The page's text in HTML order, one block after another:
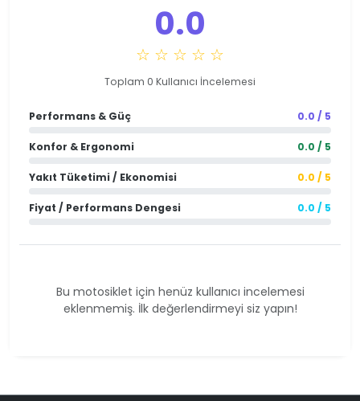
0.0
☆ ☆ ☆ ☆ ☆
Toplam 0 Kullanıcı İncelemesi
Performans & Güç 0.0 / 5
Konfor & Ergonomi 0.0 / 5
Yakıt Tüketimi / Ekonomisi 0.0 / 5
Fiyat / Performans Dengesi 0.0 / 5
Bu motosiklet için henüz kullanıcı incelemesi
eklenmemiş. İlk değerlendirmeyi siz yapın!